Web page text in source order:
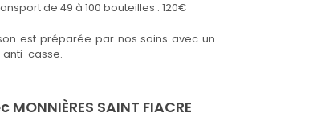
de 49 à 100 bouteilles : 120€
est préparée par nos soins avec un
casse.
SAINT FIACRE